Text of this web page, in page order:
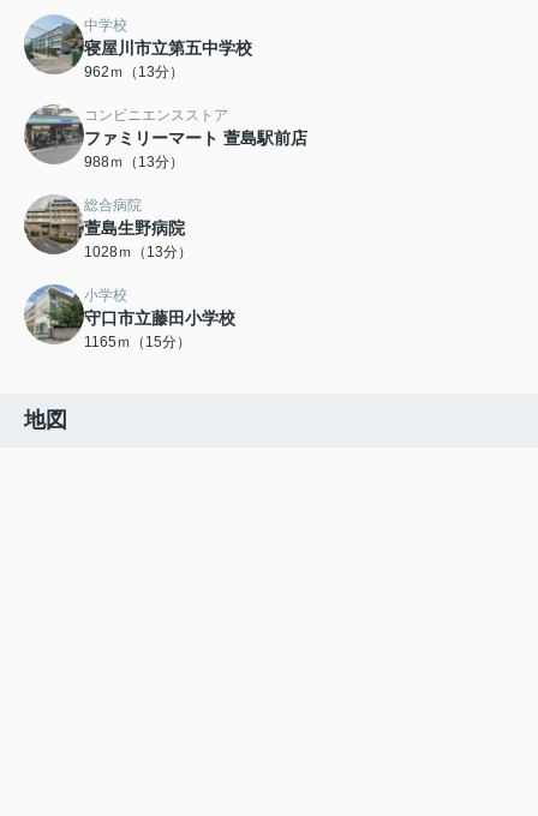
中学校
寝屋川市立第五中学校
962ｍ（13分）
コンビニエンスストア
ファミリーマート 萱島駅前店
988ｍ（13分）
総合病院
萱島生野病院
1028ｍ（13分）
小学校
守口市立藤田小学校
1165ｍ（15分）
地図